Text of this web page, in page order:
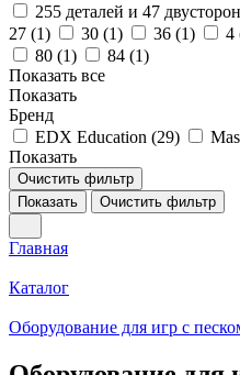
255 деталей и 47
27 (1) 30 (1) 36 (1) 4
80 (1) 84 (1)
Показать все
Показать
Бренд
EDX Education (29)
Показать
Очистить фильтр
Показать
Очистить фильтр
Главная
Каталог
Оборудование для игр с